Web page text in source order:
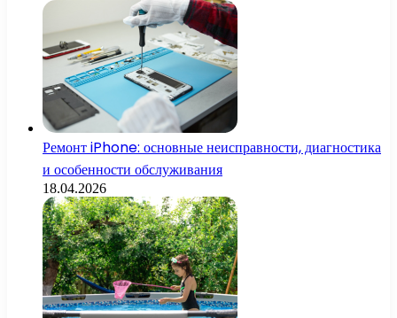
Ремонт iPhone: основные неисправности, диагностика
и особенности обслуживания
18.04.2026